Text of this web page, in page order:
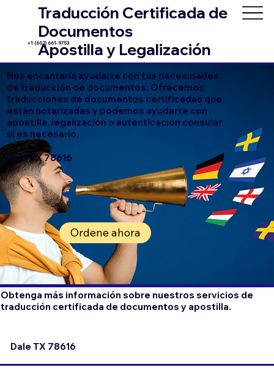
Traducción Certificada de
Documentos
Apostilla y Legalización
+1 (602) 661-9753
Nos encantaría ayudarte con tus necesidades
de traducción de documentos. Ofrecemos
traducciones de documentos certificadas que
están notarizadas y podemos ayudarte con
apostilla, legalización o autenticación consular
si es necesario.
Dale TX 78616
Ordene ahora
Obtenga más información sobre nuestros servicios de
traducción certificada de documentos y apostilla.
Dale TX 78616